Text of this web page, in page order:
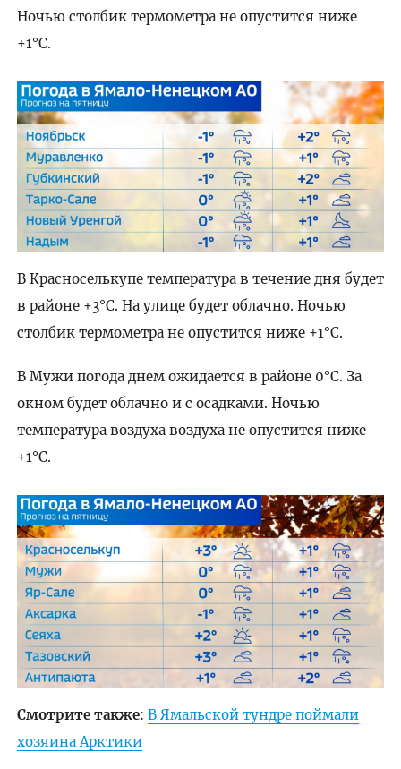
Ночью столбик термометра не опустится ниже
+1°C.
В Красноселькупе температура в течение дня будет
в районе +3°C. На улице будет облачно. Ночью
столбик термометра не опустится ниже +1°C.
В Мужи погода днем ожидается в районе 0°C. За
окном будет облачно и с осадками. Ночью
температура воздуха воздуха не опустится ниже
+1°C.
Смотрите также: В Ямальской тундре поймали
хозяина Арктики